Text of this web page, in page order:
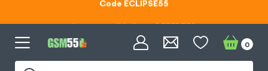
Code ECLIPSE55
0